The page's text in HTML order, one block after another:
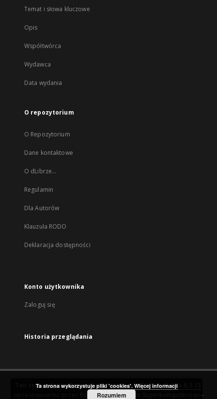
Temat i słowa kluczowe
Opis
Współtwórca
Wydawca
Data wydania
O repozytorium
O Repozytorium
Dane kontaktowe
O dLibrze...
Regulamin
Dla Autorów
Klauzula RODO
Deklaracja dostępności
Konto użytkownika
Zaloguj się
Historia przeglądania
Ten serwis działa dzięki oprogramowaniuDInGO dLibra 6.3.15
Poznańskie Centrum Superkomputerowo-
Ta strona wykorzystuje pliki 'cookies'. Więcej informacji
Rozumiem